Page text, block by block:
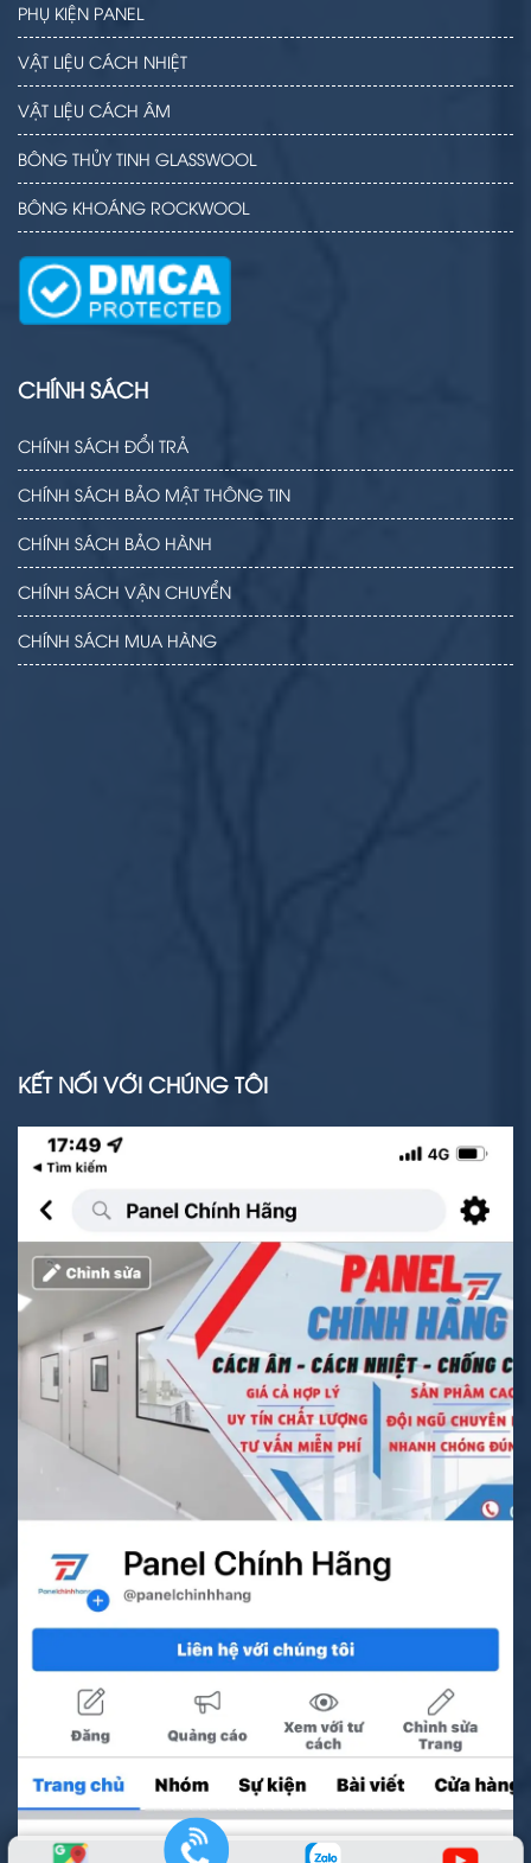
PHỤ KIỆN PANEL
VẬT LIỆU CÁCH NHIỆT
VẬT LIỆU CÁCH ÂM
BÔNG THỦY TINH GLASSWOOL
BÔNG KHOÁNG ROCKWOOL
CHÍNH SÁCH
CHÍNH SÁCH ĐỔI TRẢ
CHÍNH SÁCH BẢO MẬT THÔNG TIN
CHÍNH SÁCH BẢO HÀNH
CHÍNH SÁCH VẬN CHUYỂN
CHÍNH SÁCH MUA HÀNG
KẾT NỐI VỚI CHÚNG TÔI